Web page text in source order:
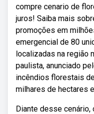
compre cenario de
juros! Saiba mais
promoções em
emergencial de 80
localizadas na região
paulista, anunciado
incêndios florestais
milhares de hectares
Diante desse cenário,